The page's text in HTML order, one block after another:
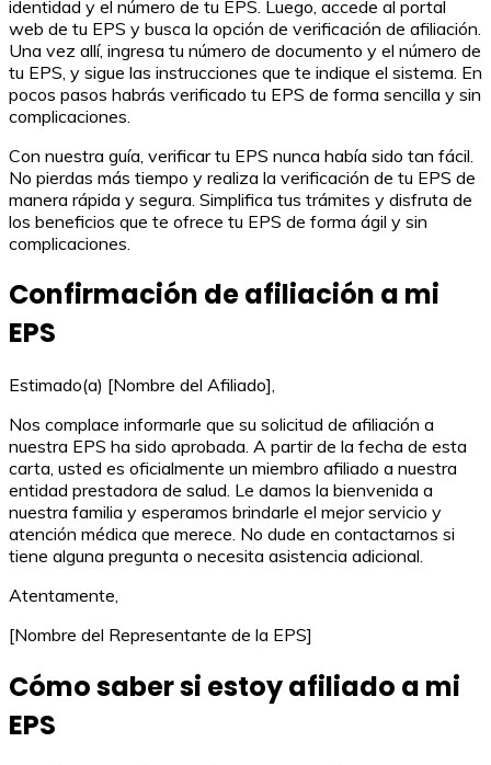
identidad y el número de tu EPS. Luego, accede al portal
web de tu EPS y busca la opción de verificación de afiliación.
Una vez allí, ingresa tu número de documento y el número de
tu EPS, y sigue las instrucciones que te indique el sistema. En
pocos pasos habrás verificado tu EPS de forma sencilla y sin
complicaciones.
Con nuestra guía, verificar tu EPS nunca había sido tan fácil.
No pierdas más tiempo y realiza la verificación de tu EPS de
manera rápida y segura. Simplifica tus trámites y disfruta de
los beneficios que te ofrece tu EPS de forma ágil y sin
complicaciones.
Confirmación de afiliación a mi
EPS
Estimado(a) [Nombre del Afiliado],
Nos complace informarle que su solicitud de afiliación a
nuestra EPS ha sido aprobada. A partir de la fecha de esta
carta, usted es oficialmente un miembro afiliado a nuestra
entidad prestadora de salud. Le damos la bienvenida a
nuestra familia y esperamos brindarle el mejor servicio y
atención médica que merece. No dude en contactarnos si
tiene alguna pregunta o necesita asistencia adicional.
Atentamente,
[Nombre del Representante de la EPS]
Cómo saber si estoy afiliado a mi
EPS